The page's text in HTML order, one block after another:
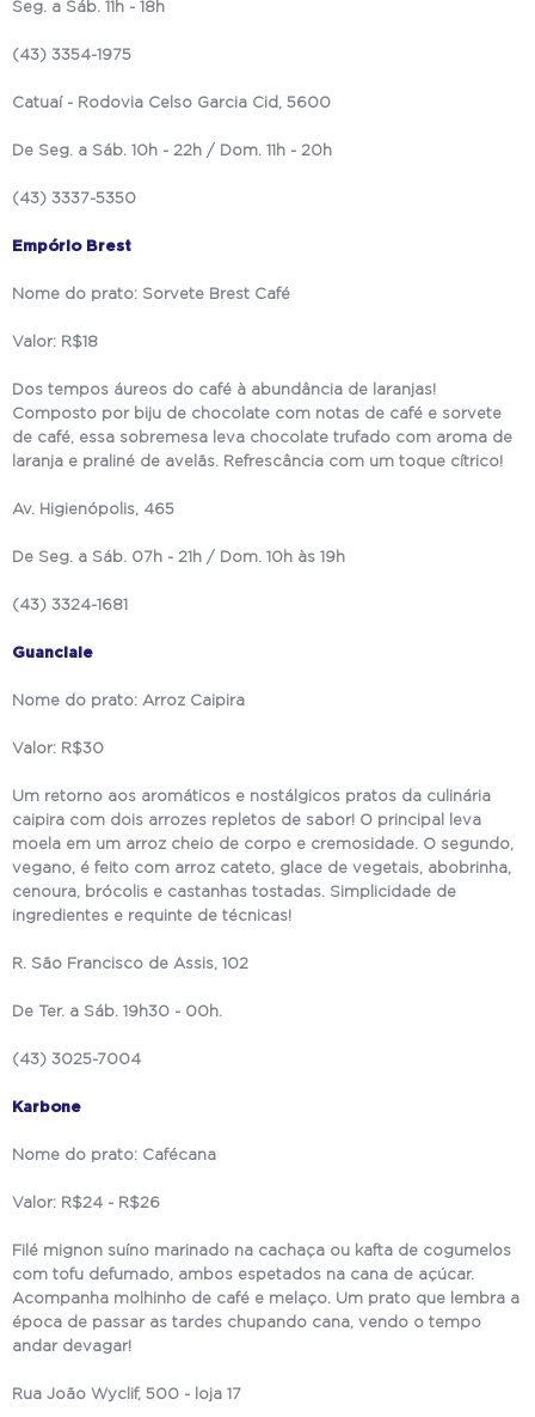
Seg. a Sáb. 11h - 18h
(43) 3354-1975
Catuaí - Rodovia Celso Garcia Cid, 5600
De Seg. a Sáb. 10h - 22h / Dom. 11h - 20h
(43) 3337-5350
Empório Brest
Nome do prato: Sorvete Brest Café
Valor: R$18
Dos tempos áureos do café à abundância de laranjas!
Composto por biju de chocolate com notas de café e sorvete
de café, essa sobremesa leva chocolate trufado com aroma de
laranja e praliné de avelãs. Refrescância com um toque cítrico!
Av. Higienópolis, 465
De Seg. a Sáb. 07h - 21h / Dom. 10h às 19h
(43) 3324-1681
Guanciale
Nome do prato: Arroz Caipira
Valor: R$30
Um retorno aos aromáticos e nostálgicos pratos da culinária
caipira com dois arrozes repletos de sabor! O principal leva
moela em um arroz cheio de corpo e cremosidade. O segundo,
vegano, é feito com arroz cateto, glace de vegetais, abobrinha,
cenoura, brócolis e castanhas tostadas. Simplicidade de
ingredientes e requinte de técnicas!
R. São Francisco de Assis, 102
De Ter. a Sáb. 19h30 - 00h.
(43) 3025-7004
Karbone
Nome do prato: Cafécana
Valor: R$24 - R$26
Filé mignon suíno marinado na cachaça ou kafta de cogumelos
com tofu defumado, ambos espetados na cana de açúcar.
Acompanha molhinho de café e melaço. Um prato que lembra a
época de passar as tardes chupando cana, vendo o tempo
andar devagar!
Rua João Wyclif, 500 - loja 17